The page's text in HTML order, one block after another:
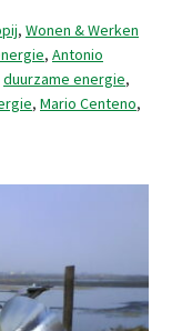
, Wonen & Werken
, Antonio
duurzame energie,
, Mario Centeno,